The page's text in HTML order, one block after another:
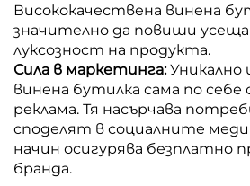
Висококачествена винена
значително да повиши
луксозност на продукта.
Сила в маркетинга:Уникално
винена бутилка сама по себе
реклама. Тя насърчава
споделят в социалните
начин осигурява безплатно
бранда.